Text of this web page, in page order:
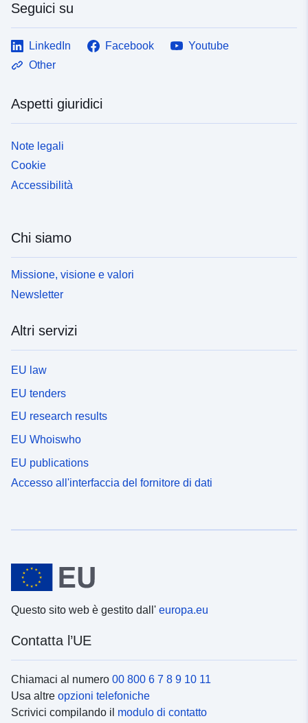
Seguici su
LinkedIn Facebook
Youtube
Other
Aspetti giuridici
Note legali
Cookie
Accessibilità
Chi siamo
Missione, visione e valori
Newsletter
Altri servizi
EU law
EU tenders
EU research results
EU Whoiswho
EU publications
Accesso all'interfaccia del fornitore di dati
Questo sito web è gestito dall' europa.eu
Contatta l’UE
Chiamaci al numero 00 800 6 7 8 9 10 11
Usa altre opzioni telefoniche
Scrivici compilando il modulo di contatto